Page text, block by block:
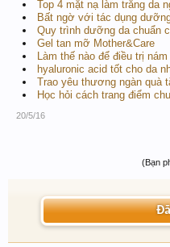
Top 4 mặt nạ làm trắng da
Bất ngờ với tác dụng
Quy trình dưỡng da chuẩn
Gel tan mỡ Mother&Care
Làm thế nào để điều trị
hyaluronic acid tốt cho da
Trao yêu thương ngàn quà
Học hỏi cách trang điểm
20/5/16
(Bạn